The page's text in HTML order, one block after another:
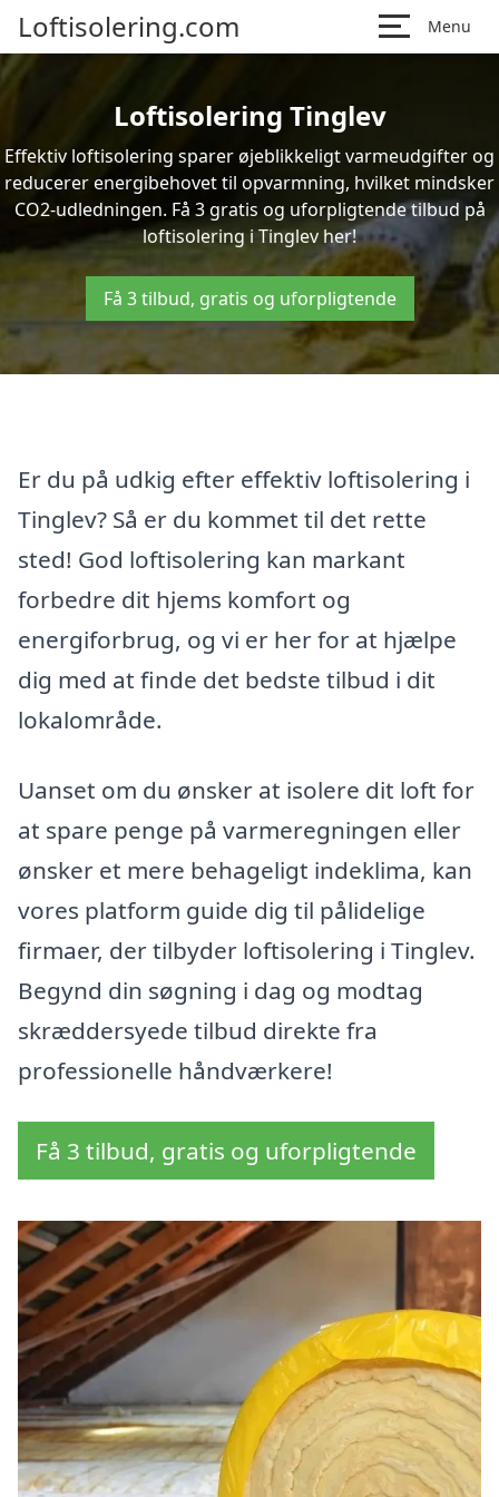
Loftisolering.com Menu
Loftisolering Tinglev
Effektiv loftisolering sparer øjeblikkeligt varmeudgifter og
reducerer energibehovet til opvarmning, hvilket mindsker
CO2-udledningen. Få 3 gratis og uforpligtende tilbud på
loftisolering i Tinglev her!
Få 3 tilbud, gratis og uforpligtende
Er du på udkig efter effektiv loftisolering i
Tinglev? Så er du kommet til det rette
sted! God loftisolering kan markant
forbedre dit hjems komfort og
energiforbrug, og vi er her for at hjælpe
dig med at finde det bedste tilbud i dit
lokalområde.
Uanset om du ønsker at isolere dit loft for
at spare penge på varmeregningen eller
ønsker et mere behageligt indeklima, kan
vores platform guide dig til pålidelige
firmaer, der tilbyder loftisolering i Tinglev.
Begynd din søgning i dag og modtag
skræddersyede tilbud direkte fra
professionelle håndværkere!
Få 3 tilbud, gratis og uforpligtende